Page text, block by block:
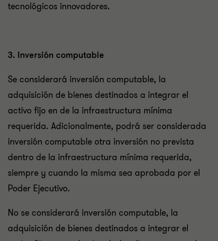
tecnológicos innovadores.
3. Inversión computable
Se considerará inversión computable, la
adquisición de bienes destinados a integrar el
activo fijo en de la infraestructura mínima
requerida. Adicionalmente, podrá ser considerada
inversión computable otra inversión no prevista
dentro de la infraestructura mínima requerida,
siempre y cuando la misma sea aprobada por el
Poder Ejecutivo.
No se considerará inversión computable, la
adquisición de bienes destinados a integrar el